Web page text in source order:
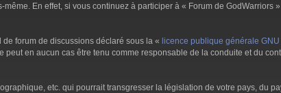
En effet, si vous continuez à participer à « Forum de GodWarriors
forum de discussions déclaré sous la « licence publique générale GNU
en aucun cas être tenu comme responsable de la conduite et du
etc. qui pourrait transgresser la législation de votre pays, du